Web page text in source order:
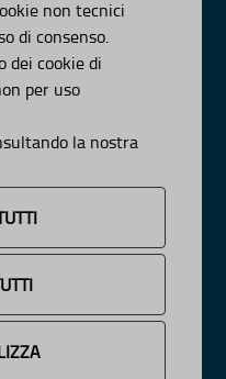
non tecnici
di consenso.
dei cookie di
per uso
la nostra